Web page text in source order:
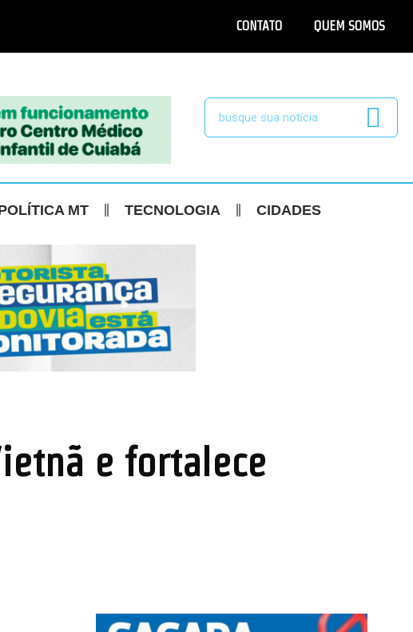
CONTATO QUEM SOMOS
MT TECNOLOGIA CIDADES
e fortalece